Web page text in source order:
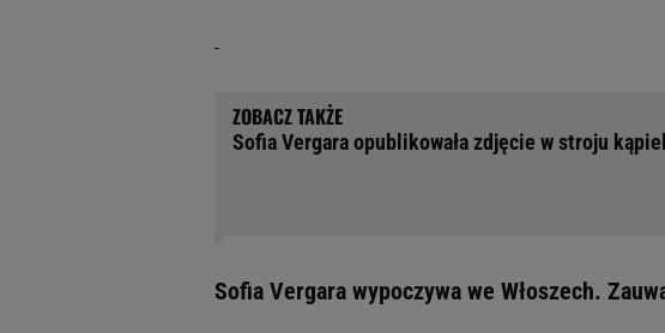
Sofia Vergara opublikowała zdjęcie w stroju
Sofia Vergara wypoczywa we Włoszech.